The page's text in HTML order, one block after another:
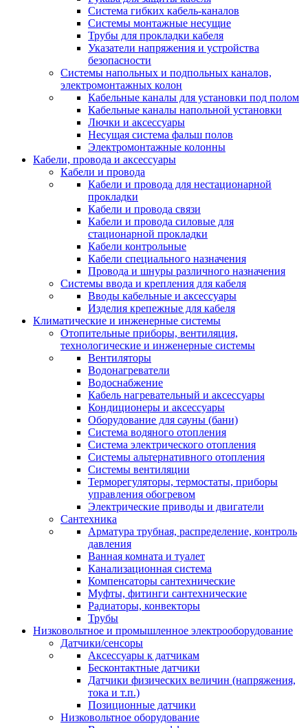
Система гибких кабель-каналов
Системы монтажные несущие
Трубы для прокладки кабеля
Указатели напряжения и устройства
безопасности
Системы напольных и подпольных каналов,
электромонтажных колон
Кабельные каналы для установки под полом
Кабельные каналы напольной установки
Лючки и аксессуары
Несущая система фальш полов
Электромонтажные колонны
Кабели, провода и аксессуары
Кабели и провода
Кабели и провода для нестационарной
прокладки
Кабели и провода связи
Кабели и провода силовые для
стационарной прокладки
Кабели контрольные
Кабели специального назначения
Провода и шнуры различного назначения
Системы ввода и крепления для кабеля
Вводы кабельные и аксессуары
Изделия крепежные для кабеля
Климатические и инженерные системы
Отопительные приборы, вентиляция,
технологические и инженерные системы
Вентиляторы
Водонагреватели
Водоснабжение
Кабель нагревательный и аксессуары
Кондиционеры и аксессуары
Оборудование для сауны (бани)
Система водяного отопления
Система электрического отопления
Системы альтернативного отопления
Системы вентиляции
Терморегуляторы, термостаты, приборы
управления обогревом
Электрические приводы и двигатели
Сантехника
Арматура трубная, распределение, контроль
давления
Ванная комната и туалет
Канализационная система
Компенсаторы сантехнические
Муфты, фитинги сантехнические
Радиаторы, конвекторы
Трубы
Низковольтное и промышленное электрооборудование
Датчики/сенсоры
Аксессуары к датчикам
Бесконтактные датчики
Датчики физических величин (напряжения,
тока и т.п.)
Позиционные датчики
Низковольтное оборудование